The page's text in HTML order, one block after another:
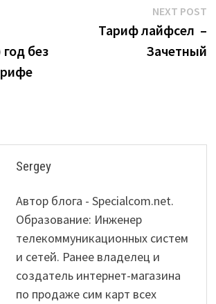
без
NEXT POST
Тариф лайфсел –
Зачетный
Sergey
Автор блога - Specialcom.net.
Образование: Инженер
телекоммуникационных систем
и сетей. Ранее владелец и
создатель интернет-магазина
по продаже сим карт всех